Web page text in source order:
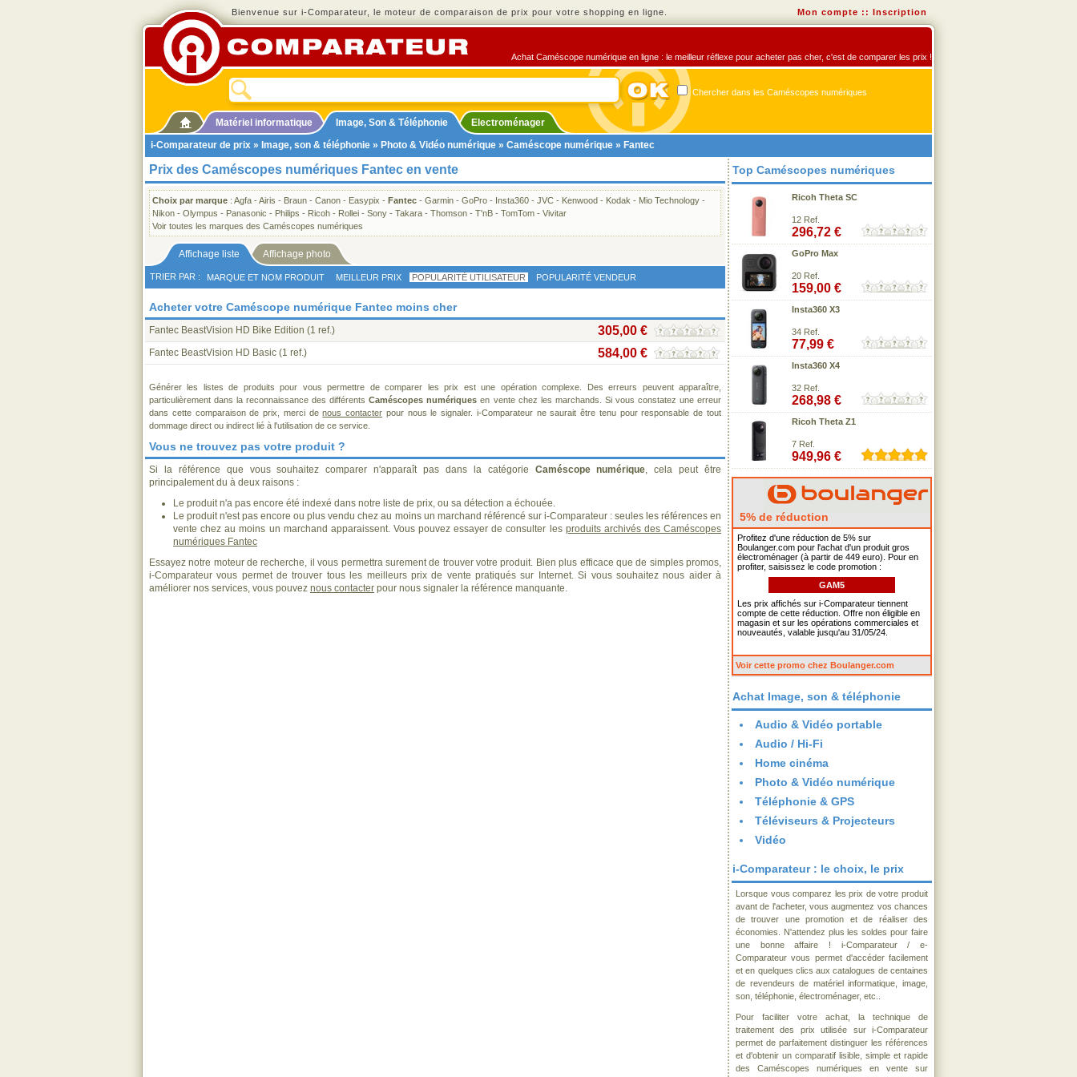
Bienvenue sur i-Comparateur, le moteur de comparaison de prix pour votre shopping en ligne. Mon compte :: Inscription
Achat Caméscope numérique en ligne : le meilleur réflexe pour acheter pas cher, c'est de comparer les prix !
Chercher dans les Caméscopes numériques
Matériel informatique Image, Son & Téléphonie
Electroménager
i-Comparateur de prix » Image, son & téléphonie » Photo & Vidéo numérique » Caméscope numérique » Fantec
Prix des Caméscopes numériques Fantec en vente
Choix par marque : Agfa -Airis - Braun - Canon - Easypix - Fantec - Garmin - GoPro - Insta360 - JVC - Kenwood - Kodak - Mio Technology -
Nikon - Olympus - Panasonic - Philips - Ricoh - Rollei - Sony - Takara - Thomson - T'nB - TomTom - Vivitar
Voir toutes les marques des Caméscopes numériques
Affichage liste Affichage photo
TRIER PAR : MARQUE ET NOM PRODUIT MEILLEUR PRIX POPULARITÉ UTILISATEUR POPULARITÉ VENDEUR
Acheter votre Caméscope numérique Fantec moins cher
Fantec BeastVision HD Bike Edition (1 ref.) 305,00 €
Fantec BeastVision HD Basic (1 ref.) 584,00 €
Générer les listes de produits pour vous permettre de comparer les prix est une opération complexe. Des erreurs peuvent apparaître,
particulièrement dans la reconnaissance des différentsCaméscopes numériques en vente chez les marchands. Si vous constatez une erreur
dans cette comparaison de prix, merci denous contacter pour nous le signaler. i-Comparateur ne saurait être tenu pour responsable de tout
dommage direct ou indirect lié à l'utilisation de ce service.
Vous ne trouvez pas votre produit ?
Si la référence que vous souhaitez comparer n'apparaît pas dans la catégorie Caméscope numérique, cela peut être
principalement du à deux raisons :
Le produit n'a pas encore été indexé dans notre liste de prix, ou sa détection a échouée.
Le produit n'est pas encore ou plus vendu chez au moins un marchand référencé sur i-Comparateur : seules les références en
vente chez au moins un marchand apparaissent. Vous pouvez essayer de consulter les produits archivés des Caméscopes
numériques Fantec
Essayez notre moteur de recherche, il vous permettra surement de trouver votre produit. Bien plus efficace que de simples promos,
i-Comparateur vous permet de trouver tous les meilleurs prix de vente pratiqués sur Internet. Si vous souhaitez nous aider à
améliorer nos services, vous pouvez nous contacter pour nous signaler la référence manquante.
Top Caméscopes numériques
Ricoh Theta SC
12 Ref.
296,72 €
GoPro Max
20 Ref.
159,00 €
Insta360 X3
34 Ref.
77,99 €
Insta360 X4
32 Ref.
268,98 €
Ricoh Theta Z1
7 Ref.
949,96 €
5% de réduction
Profitez d'une réduction de 5% sur
Boulanger.com pour l'achat d'un produit gros
électroménager (à partir de 449 euro). Pour en
profiter, saisissez le code promotion :
GAM5
Les prix affichés sur i-Comparateur tiennent
compte de cette réduction. Offre non éligible en
magasin et sur les opérations commerciales et
nouveautés, valable jusqu'au 31/05/24.
Voir cette promo chez Boulanger.com
Achat Image, son & téléphonie
Audio & Vidéo portable
Audio / Hi-Fi
Home cinéma
Photo & Vidéo numérique
Téléphonie & GPS
Téléviseurs & Projecteurs
Vidéo
i-Comparateur : le choix, le prix
Lorsque vous comparez les prix de votre produit
avant de l'acheter, vous augmentez vos chances
de trouver une promotion et de réaliser des
économies. N'attendez plus les soldes pour faire
une bonne affaire ! i-Comparateur / e-
Comparateur vous permet d'accéder facilement
et en quelques clics aux catalogues de centaines
de revendeurs de matériel informatique, image,
son, téléphonie, électroménager, etc..
Pour faciliter votre achat, la technique de
traitement des prix utilisée sur i-Comparateur
permet de parfaitement distinguer les références
et d'obtenir un comparatif lisible, simple et rapide
des Caméscopes numériques en vente sur